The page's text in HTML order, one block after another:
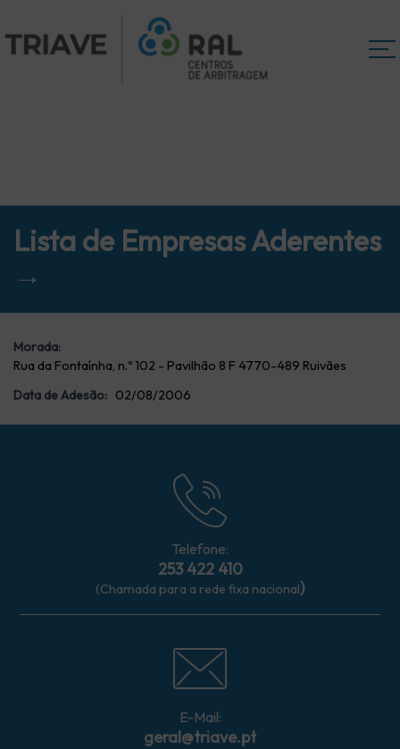
Lista de Empresas Aderentes
→
Morada:
Rua da Fontaínha, n.º 102 - Pavilhão 8 F 4770-489 Ruivães
Data de Adesão: 02/08/2006
Telefone:
253 422 410
(Chamada para a rede fixa nacional)
E-Mail:
geral@triave.pt